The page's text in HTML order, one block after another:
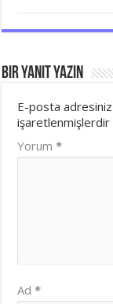
Bir yanıt yazın
E-posta adresiniz
işaretlenmişlerdir
Yorum*
Ad*